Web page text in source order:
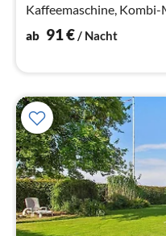
Kaffeemaschine, Kombi-
Kühlschrank(+
ab 91€ / Nacht